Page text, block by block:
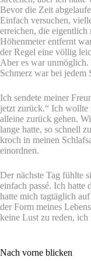
Bevor die Zeit
Einfach versuchen,
erreichen, die
Höhenmeter entfernt
der Regel eine völlig
Aber es war
Schmerz war bei jedem
Ich sendete meiner
jetzt zurück.“ Ich wollte
alleine zurück gehen.
lange hatte, so schnell
kroch in meinen
einordnen.
Der nächste Tag fühlte
einfach passé. Ich hatte
hatte mich tagtäglich
der Form meines
keine Lust zu reden, ich
Nach vorne blicken